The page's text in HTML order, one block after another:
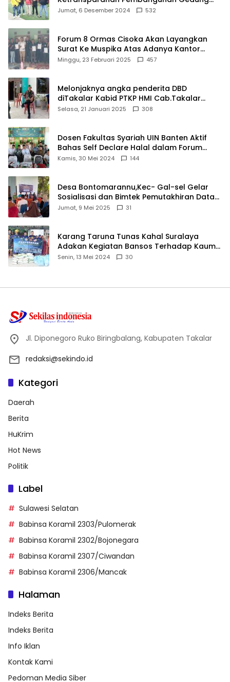
Damkar Di Kecamatan Cisoka
Jumat, 6 Desember 2024 532
Forum 8 Ormas Cisoka Akan Layangkan
Surat Ke Muspika Atas Adanya Kantor
Matel di Cisoka
Minggu, 23 Februari 2025 457
Melonjaknya angka penderita DBD
diTakalar Kabid PTKP HMI Cab.Takalar
angkat bicara
Selasa, 21 Januari 2025 308
Dosen Fakultas Syariah UIN Banten Aktif
Bahas Self Declare Halal dalam Forum
Ijtima Ulama MUI
Kamis, 30 Mei 2024 144
Desa Bontomarannu,Kec- Gal-sel Gelar
Sosialisasi dan Bimtek Pemutakhiran Data
ID
Jumat, 9 Mei 2025 31
Karang Taruna Tunas Kahal Suralaya
Adakan Kegiatan Bansos Terhadap Kaum
Dhuafa dan Anak Yatim-Piatu
Senin, 13 Mei 2024 30
Jl. Diponegoro Ruko Biringbalang, Kabupaten Takalar
redaksi@sekindo.id
Kategori
Daerah
Berita
HuKrim
Hot News
Politik
Label
Sulawesi Selatan
Babinsa Koramil 2303/Pulomerak
Babinsa Koramil 2302/Bojonegara
Babinsa Koramil 2307/Ciwandan
Babinsa Koramil 2306/Mancak
Halaman
Indeks Berita
Indeks Berita
Info Iklan
Kontak Kami
Pedoman Media Siber